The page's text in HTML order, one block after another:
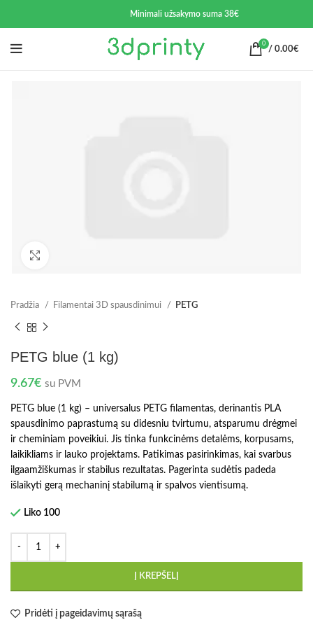
Minimali užsakymo suma 38€
0
/ 0.00€
Pradžia Filamentai 3D spausdinimui PETG
PETG blue (1 kg)
9.67€ su PVM
PETG blue (1 kg) – universalus PETG filamentas, derinantis PLA
spausdinimo paprastumą su didesniu tvirtumu, atsparumu drėgmei
ir cheminiam poveikiui. Jis tinka funkcinėms detalėms, korpusams,
laikikliams ir lauko projektams. Patikimas pasirinkimas, kai svarbus
ilgaamžiškumas ir stabilus rezultatas. Pagerinta sudėtis padeda
išlaikyti gerą mechaninį stabilumą ir spalvos vientisumą.
Liko 100
Į KREPŠELĮ
Pridėti į pageidavimų sąrašą